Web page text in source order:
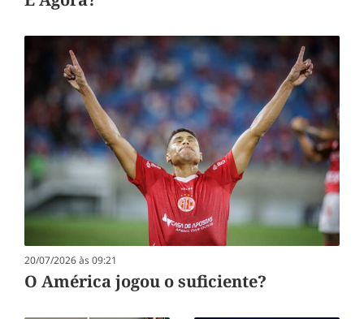
20/07/2026 às 09:21
O América jogou o suficiente?